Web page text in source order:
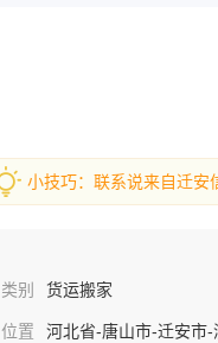
小技巧：联系说来自迁安
类别 货运搬家
位置 河北省-唐山市-迁安市-